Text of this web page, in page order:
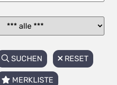
SUCHEN RESET
MERKLISTE